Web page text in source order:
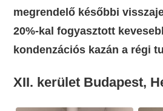
megrendelő későbbi
20%-kal fogyasztott
kondenzációs kazán a régi
XII. kerület Budapest,